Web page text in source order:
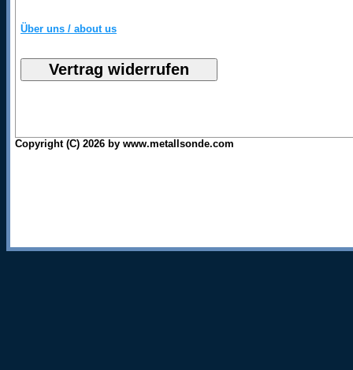
Über uns / about us
Copyright (C) 2026 by www.metallsonde.com